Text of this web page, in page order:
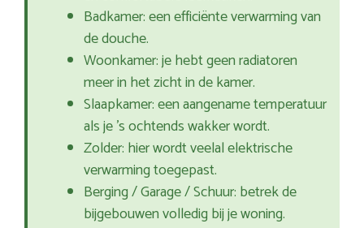
Badkamer: een efficiënte verwarming van
de douche.
Woonkamer: je hebt geen radiatoren
meer in het zicht in de kamer.
Slaapkamer: een aangename temperatuur
als je ’s ochtends wakker wordt.
Zolder: hier wordt veelal elektrische
verwarming toegepast.
Berging / Garage / Schuur: betrek de
bijgebouwen volledig bij je woning.